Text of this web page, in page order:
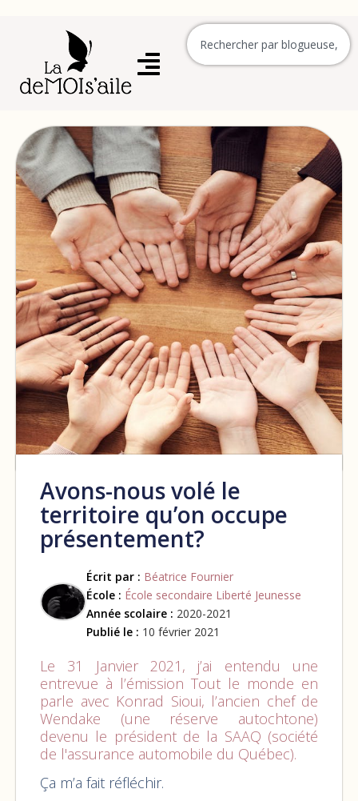
Avons-nous volé le
territoire qu’on occupe
présentement?
Écrit par : Béatrice Fournier
École : École secondaire Liberté Jeunesse
Année scolaire : 2020-2021
Publié le : 10 février 2021
Le 31 Janvier 2021, j’ai entendu une
entrevue à l’émission Tout le monde en
parle avec Konrad Sioui, l’ancien chef de
Wendake (une réserve autochtone)
devenu le président de la SAAQ (société
de l'assurance automobile du Québec).
Ça m’a fait réfléchir.